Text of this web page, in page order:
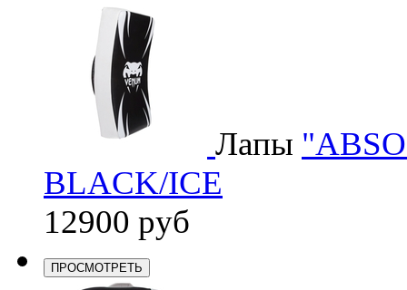
Лапы
BLACK/ICE
12900 руб
ПРОСМОТРЕТЬ